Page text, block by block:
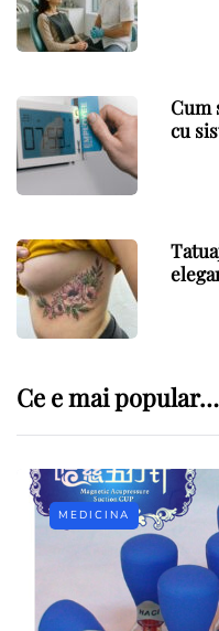
Cum
cu
Ce e mai popular…
MEDICINA